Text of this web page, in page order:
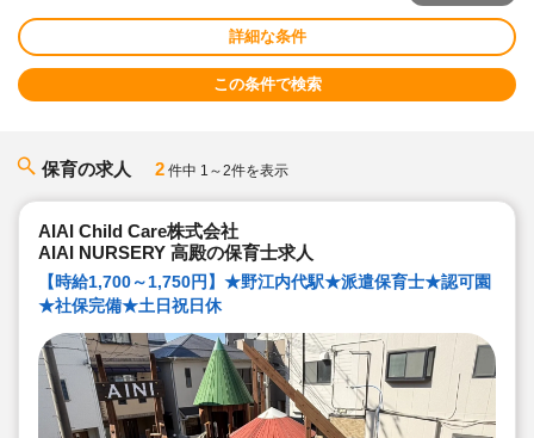
詳細な条件
この条件で検索
保育の求人 2 件中 1～2件を表示
AIAI Child Care株式会社
AIAI NURSERY 高殿の保育士求人
【時給1,700～1,750円】★野江内代駅★派遣保育士★認可園
★社保完備★土日祝日休